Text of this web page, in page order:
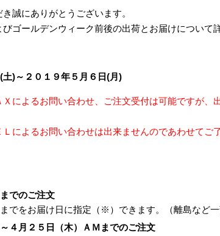
誠にありがとうございます。
ゴールデンウィーク前後の出荷とお届けについて
土)～２０１９年５月６日(月)
によるお問い合わせ、ご注文受付は可能ですが、
によるお問い合わせは出来ませんのであわせてご
でのご注文
をお届け日に指定（※）できます。（離島など一
４月２５日（木）ＡＭまでのご注文